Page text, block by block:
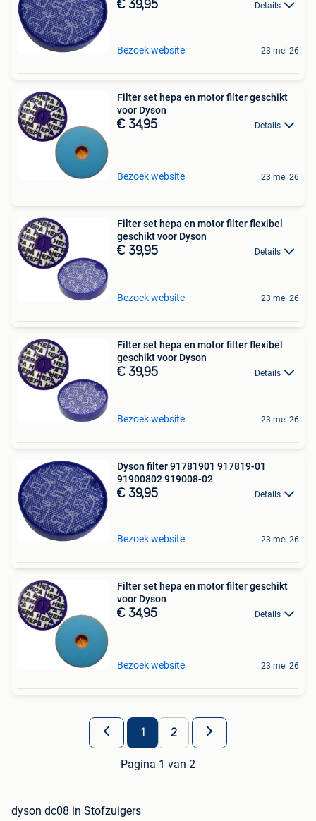
€ 39,95 Details
Bezoek website 23 mei 26
Filter set hepa en motor filter geschikt
voor Dyson
€ 34,95 Details
Bezoek website 23 mei 26
Filter set hepa en motor filter flexibel
geschikt voor Dyson
€ 39,95 Details
Bezoek website 23 mei 26
Filter set hepa en motor filter flexibel
geschikt voor Dyson
€ 39,95 Details
Bezoek website 23 mei 26
Dyson filter 91781901 917819-01
91900802 919008-02
€ 39,95 Details
Bezoek website 23 mei 26
Filter set hepa en motor filter geschikt
voor Dyson
€ 34,95 Details
Bezoek website 23 mei 26
1 2
Pagina 1 van 2
dyson dc08 in Stofzuigers